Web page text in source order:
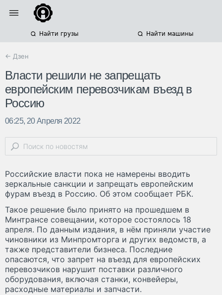
Найти грузы Найти машины
← Дзен
Власти решили не запрещать
европейским перевозчикам въезд в
Россию
06:25, 20 Апреля 2022
Российские власти пока не намерены вводить
зеркальные санкции и запрещать европейским
фурам въезд в Россию. Об этом сообщает РБК.
Такое решение было принято на прошедшем в
Минтрансе совещании, которое состоялось 18
апреля. По данным издания, в нём приняли участие
чиновники из Минпромторга и других ведомств, а
также представители бизнеса. Последние
опасаются, что запрет на въезд для европейских
перевозчиков нарушит поставки различного
оборудования, включая станки, конвейеры,
расходные материалы и запчасти.